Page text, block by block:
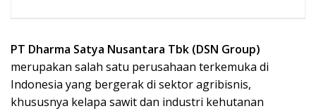
PT Dharma Satya Nusantara Tbk (DSN Group)
merupakan salah satu perusahaan terkemuka di
Indonesia yang bergerak di sektor agribisnis,
khususnya kelapa sawit dan industri kehutanan